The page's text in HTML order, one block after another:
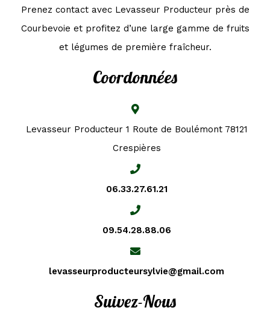
Prenez contact avec Levasseur Producteur près de
Courbevoie et profitez d’une large gamme de fruits
et légumes de première fraîcheur.
Coordonnées
Levasseur Producteur 1 Route de Boulémont 78121
Crespières
06.33.27.61.21
09.54.28.88.06
levasseurproducteursylvie@gmail.com
Suivez-Nous